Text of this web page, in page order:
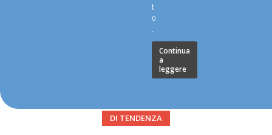
t
o
.
Continua
a
leggere
DI TENDENZA